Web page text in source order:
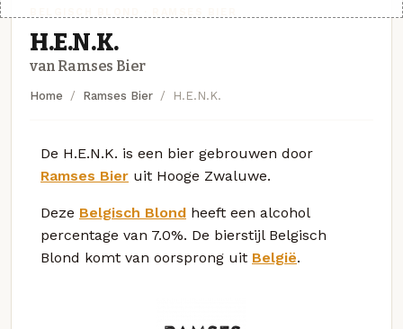
H.E.N.K.
van Ramses Bier
Home Ramses Bier H.E.N.K.
De H.E.N.K. is een bier gebrouwen door
Ramses Bier uit Hooge Zwaluwe.
Deze Belgisch Blond heeft een alcohol
percentage van 7.0%. De bierstijl Belgisch
Blond komt van oorsprong uit België.